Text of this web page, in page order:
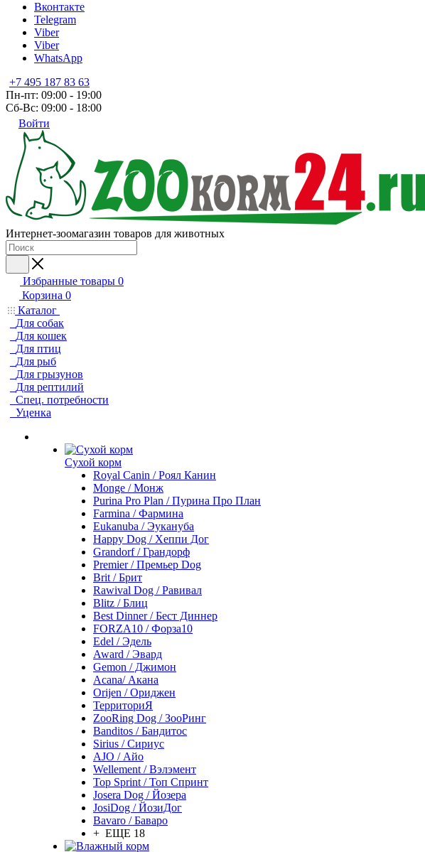
Вконтакте
Telegram
Viber
Viber
WhatsApp
+7 495 187 83 63
Пн-пт: 09:00 - 19:00
Сб-Вс: 09:00 - 18:00
Войти
Интернет-зоомагазин товаров для животных
Избранные товары 0
Корзина 0
Каталог
Для собак
Для кошек
Для птиц
Для рыб
Для грызунов
Для рептилий
Спец. потребности
Уценка
Сухой корм
Royal Canin / Роял Канин
Monge / Монж
Purina Pro Plan / Пурина Про План
Farmina / Фармина
Eukanuba / Эукануба
Happy Dog / Хеппи Дог
Grandorf / Грандорф
Premier / Премьер Dog
Brit / Брит
Rawival Dog / Равивал
Blitz / Блиц
Best Dinner / Бест Диннер
FORZA10 / Форза10
Edel / Эдель
Award / Эвард
Gemon / Джимон
Acana/ Акана
Orijen / Ориджен
ТерриториЯ
ZooRing Dog / ЗооРинг
Banditos / Бандитос
Sirius / Сириус
AJO / Айо
Wellement / Вэлэмент
Top Sprint / Топ Спринт
Josera Dog / Йозера
JosiDog / ЙозиДог
Bavaro / Баваро
+ ЕЩЕ 18